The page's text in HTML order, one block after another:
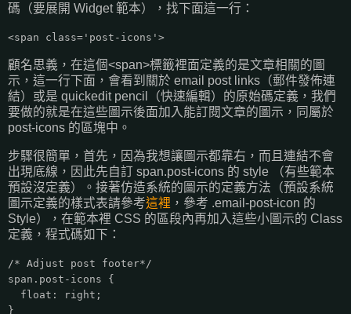
碼（要展開 Widget 範本），找下面這一行：
<span class='post-icons'>
顧名思義，在這個<span>標籤裡面定義的是文章相關的圖
示，這一行下面，會看到關於 email post links（郵件發佈連
結）或是 quickedit pencil（快速編輯）的原始碼定義，我們
要做的就是在這些圖示後面加入能訂閱文章的圖示，同屬於
post-icons 的區塊中。
步驟很簡單，首先，因為我想讓圖示都靠右，而且連結不會
出現底線，因此先自訂 span.post-icons 的 style （有些範本
預設沒定義）。接著仿造系統的圖示的定義方法（預設系統
圖示定義的樣式表請參考這裡 ，參考 .email-post-icon 的
Style），在範本裡 CSS 的區段內再加入這些小圖示的 Class
定義，程式碼如下：
/* Adjust post footer*/
span.post-icons {
float: right;
}